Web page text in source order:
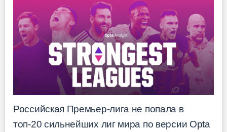
Российская Премьер-лига не попала в
топ-20 сильнейших лиг мира по версии Opta